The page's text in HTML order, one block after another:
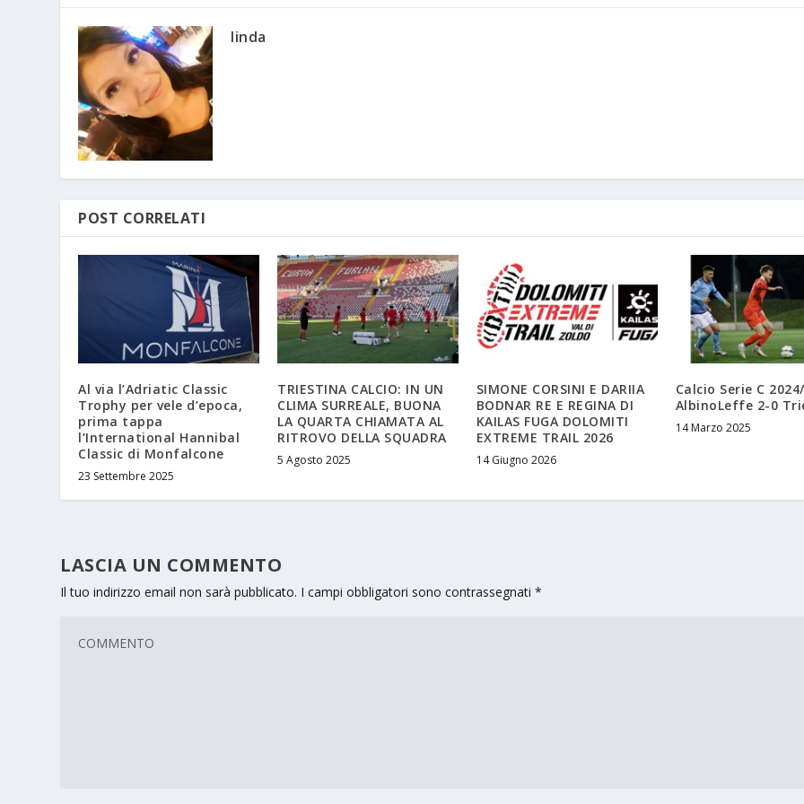
linda
POST CORRELATI
Al via l’Adriatic Classic
Trophy per vele d’epoca,
prima tappa
l’International Hannibal
Classic di Monfalcone
23 Settembre 2025
TRIESTINA CALCIO: IN UN
CLIMA SURREALE, BUONA
LA QUARTA CHIAMATA AL
RITROVO DELLA SQUADRA
5 Agosto 2025
SIMONE CORSINI E DARIIA
BODNAR RE E REGINA DI
KAILAS FUGA DOLOMITI
EXTREME TRAIL 2026
14 Giugno 2026
Calcio Serie C
AlbinoLeffe 2-0
14 Marzo 2025
LASCIA UN COMMENTO
Il tuo indirizzo email non sarà pubblicato. I campi obbligatori sono contrassegnati*